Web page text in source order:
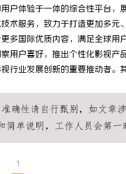
户体验于一体的综合性平台，
术服务，致力于打造更加多元
多国际优质内容，满足全球用
用户喜好，推出个性化影视产
行业发展创新的重要推动者。
1